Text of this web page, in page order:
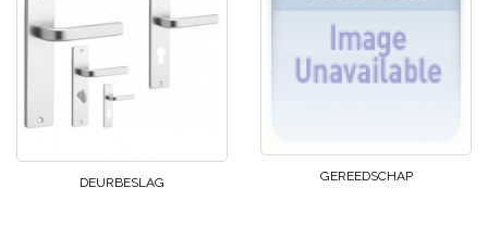
DEURBESLAG GEREEDSCHAP